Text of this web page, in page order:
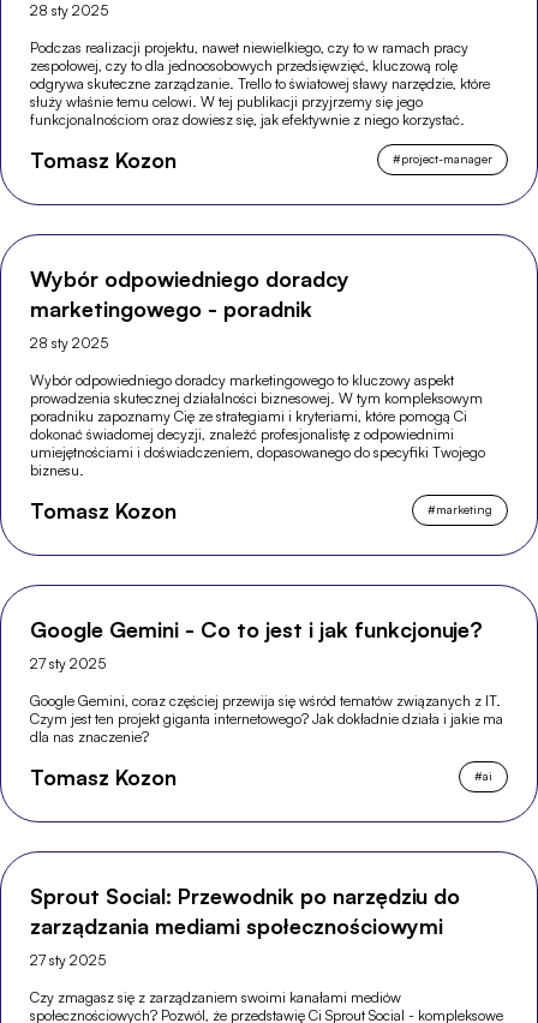
28 sty 2025
Podczas realizacji projektu, nawet niewielkiego, czy to w ramach pracy
zespołowej, czy to dla jednoosobowych przedsięwzięć, kluczową rolę
odgrywa skuteczne zarządzanie. Trello to światowej sławy narzędzie, które
służy właśnie temu celowi. W tej publikacji przyjrzemy się jego
funkcjonalnościom oraz dowiesz się, jak efektywnie z niego korzystać.
Tomasz Kozon #project-manager
Wybór odpowiedniego doradcy
marketingowego - poradnik
28 sty 2025
Wybór odpowiedniego doradcy marketingowego to kluczowy aspekt
prowadzenia skutecznej działalności biznesowej. W tym kompleksowym
poradniku zapoznamy Cię ze strategiami i kryteriami, które pomogą Ci
dokonać świadomej decyzji, znaleźć profesjonalistę z odpowiednimi
umiejętnościami i doświadczeniem, dopasowanego do specyfiki Twojego
biznesu.
Tomasz Kozon #marketing
Google Gemini - Co to jest i jak funkcjonuje?
27 sty 2025
Google Gemini, coraz częściej przewija się wśród tematów związanych z IT.
Czym jest ten projekt giganta internetowego? Jak dokładnie działa i jakie ma
dla nas znaczenie?
Tomasz Kozon #ai
Sprout Social: Przewodnik po narzędziu do
zarządzania mediami społecznościowymi
27 sty 2025
Czy zmagasz się z zarządzaniem swoimi kanałami mediów
społecznościowych? Pozwól, że przedstawię Ci Sprout Social - kompleksowe